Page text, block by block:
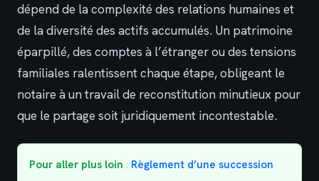
dépend de la complexité des relations humaines et
de la diversité des actifs accumulés. Un patrimoine
éparpillé, des comptes à l’étranger ou des tensions
familiales ralentissent chaque étape, obligeant le
notaire à un travail de reconstitution minutieux pour
que le partage soit juridiquement incontestable.
Pour aller plus loin : Règlement d’une succession